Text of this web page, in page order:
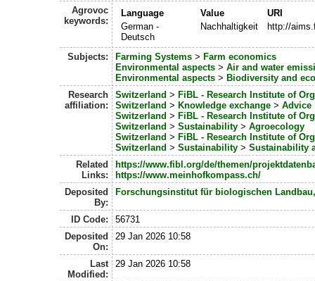
Agrovoc
keywords:
Language Value
URI
German -
Deutsch
Nachhaltigkeit http://
Subjects: Farming Systems> Farm economics
Environmental aspects> Air and water
Environmental aspects> Biodiversity and
Research
affiliation:
Switzerland > FiBL - Research Institute of
Switzerland > Knowledge exchange> Advice
Switzerland > FiBL - Research Institute of
Switzerland > Sustainability> Agroecology
Switzerland > FiBL - Research Institute of
Switzerland > Sustainability> Sustainability
Related
Links:
https://www.fibl.org/de/themen/
https://www.meinhofkompass.ch/
Deposited
By:
Forschungsinstitut für biologischen
ID Code:
56731
Deposited
On:
29 Jan 2026 10:58
Last
Modified:
29 Jan 2026 10:58